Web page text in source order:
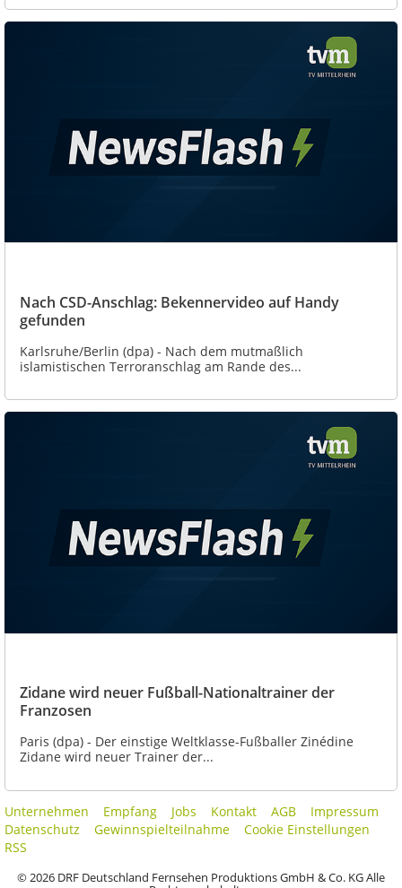
Nach CSD-Anschlag: Bekennervideo auf Handy
gefunden
Karlsruhe/Berlin (dpa) - Nach dem mutmaßlich
islamistischen Terroranschlag am Rande des...
Zidane wird neuer Fußball-Nationaltrainer der
Franzosen
Paris (dpa) - Der einstige Weltklasse-Fußballer Zinédine
Zidane wird neuer Trainer der...
Unternehmen Empfang Jobs Kontakt AGB
Impressum
Datenschutz
Gewinnspielteilnahme
Cookie Einstellungen
RSS
© 2026 DRF Deutschland Fernsehen Produktions GmbH & Co. KG Alle